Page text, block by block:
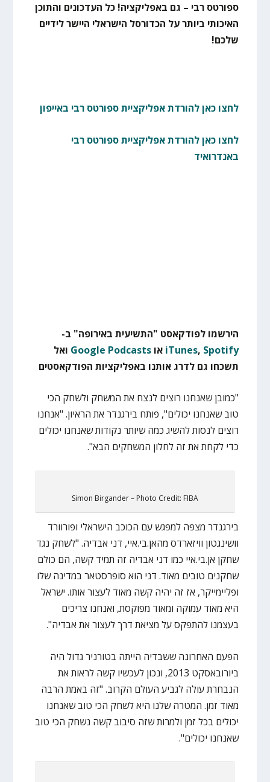
ספורטס רבי – גם באפליקציה! כל העדכונים והתוכן
האיכותי ביותר על הכדורסל הישראלי היישר לידיים
שלכם!
לחצו כאן להורדת אפליקציית ספורטס רבי באייפון
לחצו כאן להורדת אפליקציית ספורטס רבי
באנדרואיד
הירשמו לפודקאסט "התשיעית באירופה" ב-
iTunes, Spotify אוGoogle Podcasts ואל
תשכחו גם לדרג אותנו באפליקציות הפודקאסטים
"כמובן שאנחנו רוצים לנצח את המשחק ולשחק הכי
טוב שאנחנו יכולים", פותח בירגנדר את הראיון. "אנחנו
רוצים לנסות להשיג כמה שיותר נקודות שאנחנו יכולים
כדי לקחת את זה לחלון המשחקים הבא".
Simon Birgander – Photo Credit: FIBA
בירגנדר מצפה למפגש עם הכוכב הישראלי ופורוורד
וושינגטון וויזארדס מהאן.בי.איי, דני אבדיה. "לשחק נגד
שחקן אן.בי.איי כמו דני אבדיה זה תמיד קשה, הם כולם
שחקנים טובים מאוד. דני הוא סופרסטאר במדינה שלו
ופליימייקר, אז זה יהיה קשה מאוד לעצור אותו. ישראל
היא מאוד עמוקה ומאוד מפוקסת, ואנחנו צריכים
בעצמנו להתפקס על מציאת דרך לעצור את אבדיה".
הפעם האחרונה ששבדיה הייתה בטורניר גדול היה
ביורובאסקט 2013, ונכון לעכשיו קשה לראות את
הנבחרת עולה לגביע העולם הקרוב. "זה באמת הרבה
מאוד זמן. המטרה שלנו היא לשחק הכי טוב שאנחנו
יכולים בכל זמן ולמרות שזה סיבוב קשה נשחק הכי טוב
שאנחנו יכולים".